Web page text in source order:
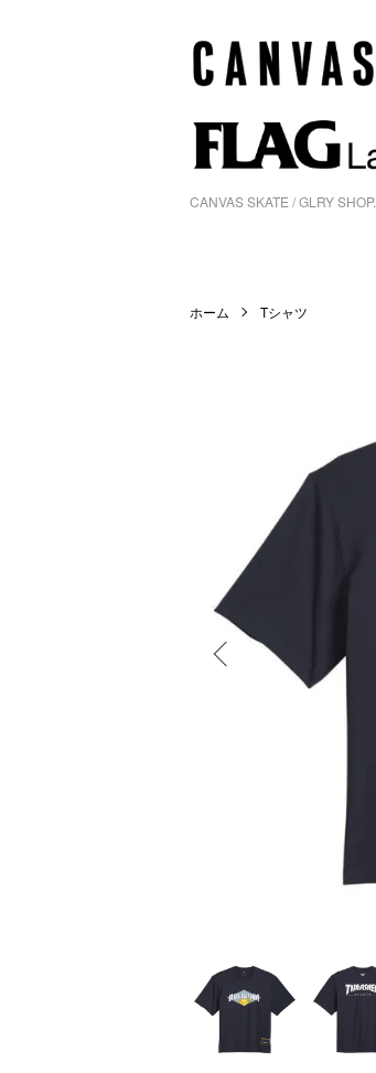
CANVAS SKATE / GLRY SHOP.
ホーム Tシャツ